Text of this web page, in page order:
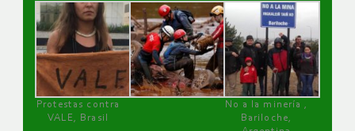
Protestas contra
VALE, Brasil
No a la minería ,
Bariloche,